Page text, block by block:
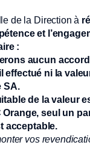
de la Direction à
et
:
aucun
effectué ni la
SA.
de la valeur
Orange, seul un
acceptable.
vos